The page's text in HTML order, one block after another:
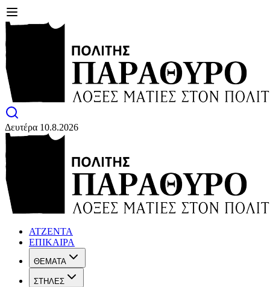
Δευτέρα 10.8.2026
ΑΤΖΕΝΤΑ
ΕΠΙΚΑΙΡΑ
ΘΕΜΑΤΑ
ΣΤΗΛΕΣ